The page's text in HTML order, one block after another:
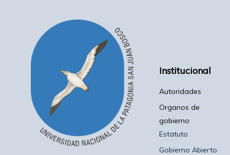
Institucional
Autoridades
Organos de
gobierno
Estatuto
Gobierno Abierto